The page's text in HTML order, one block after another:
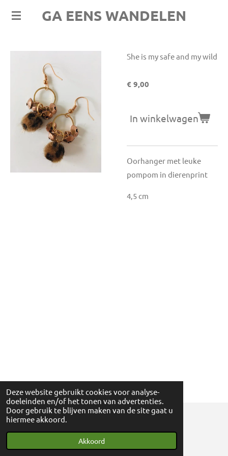
Deze website gebruikt cookies voor analyse-
doeleinden en/of het tonen van advertenties.
Door gebruik te blijven maken van de site gaat u
hiermee akkoord.
Akkoord
Ga
hoofdinhoud
GA EENS WANDELEN
She is my safe and my wild
€ 9,00
In winkelwagen
Oorhanger met leuke
pompom in dierenprint
4,5 cm